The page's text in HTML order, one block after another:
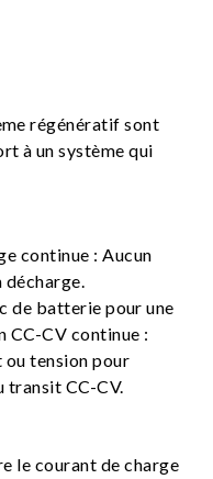
régénératif sont
à un système qui
continue : Aucun
décharge.
de batterie pour une
CC-CV continue :
ou tension pour
transit CC-CV.
le courant de charge